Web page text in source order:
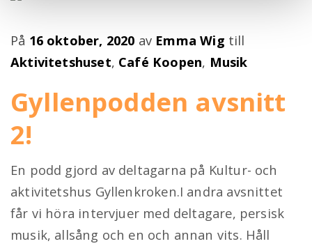
På Publicerad
på
16 oktober, 2020 av Emma Wig till
Aktivitetshuset, Café Koopen, Musik
Gyllenpodden avsnitt
2!
En podd gjord av deltagarna på Kultur- och
aktivitetshus Gyllenkroken.I andra avsnittet
får vi höra intervjuer med deltagare, persisk
musik, allsång och en och annan vits. Håll